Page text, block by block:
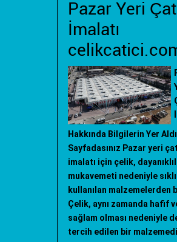
Pazar Yeri
İmalatı
Hakkında Bilgilerin Yer
Sayfadasınız Pazar yeri
imalatı için çelik,
mukavemeti nedeniyle
kullanılan malzemelerden
Çelik, aynı zamanda hafif
sağlam olması nedeniyle
tercih edilen bir